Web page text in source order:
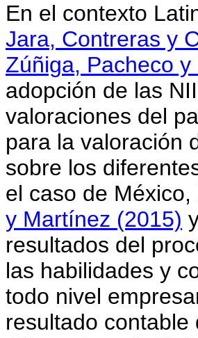
En el contexto
Jara, Contreras y
Zúñiga, Pacheco
adopción de las
valoraciones del
para la valoración
sobre los
el caso de
y Martínez (2015)
resultados del
las habilidades y
todo nivel
resultado